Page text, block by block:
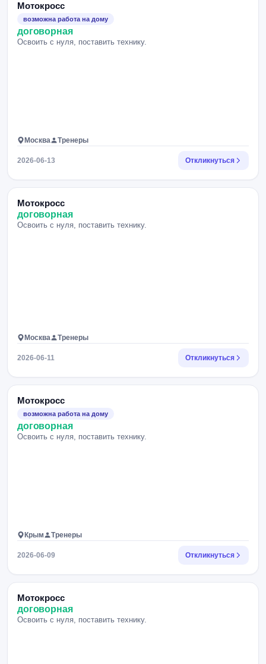
Мотокросс
возможна работа на дому
договорная
Освоить с нуля, поставить технику.
Москва Тренеры
2026-06-13 Откликнуться
Мотокросс
договорная
Освоить с нуля, поставить технику.
Москва Тренеры
2026-06-11 Откликнуться
Мотокросс
возможна работа на дому
договорная
Освоить с нуля, поставить технику.
Крым Тренеры
2026-06-09 Откликнуться
Мотокросс
договорная
Освоить с нуля, поставить технику.